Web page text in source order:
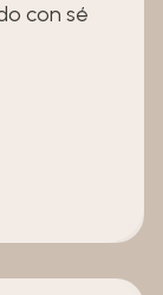
con sé